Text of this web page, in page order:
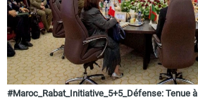
#Maroc_Rabat_Initiative_5+5_Défense: Tenue